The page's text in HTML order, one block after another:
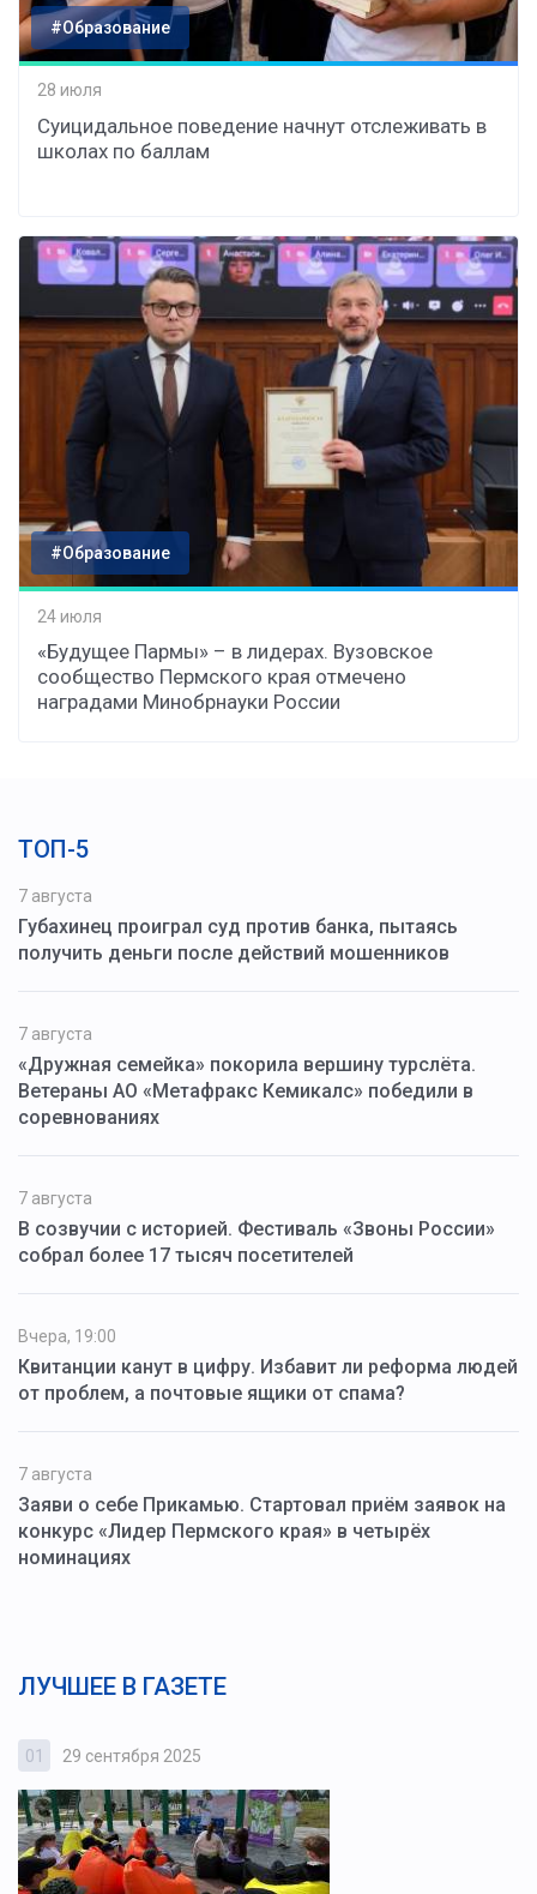
#Образование
28 июля
Суицидальное поведение начнут отслеживать в
школах по баллам
#Образование
24 июля
«Будущее Пармы» – в лидерах. Вузовское
сообщество Пермского края отмечено
наградами Минобрнауки России
ТОП-5
7 августа
Губахинец проиграл суд против банка, пытаясь
получить деньги после действий мошенников
7 августа
«Дружная семейка» покорила вершину турслёта.
Ветераны АО «Метафракс Кемикалс» победили в
соревнованиях
7 августа
В созвучии с историей. Фестиваль «Звоны России»
собрал более 17 тысяч посетителей
Вчера, 19:00
Квитанции канут в цифру. Избавит ли реформа людей
от проблем, а почтовые ящики от спама?
7 августа
Заяви о себе Прикамью. Стартовал приём заявок на
конкурс «Лидер Пермского края» в четырёх
номинациях
ЛУЧШЕЕ В ГАЗЕТЕ
01 29 сентября 2025